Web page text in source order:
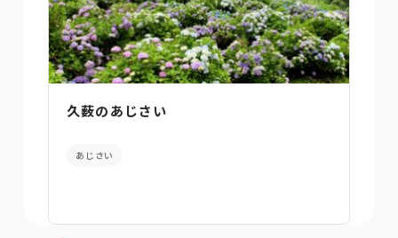
久薮のあじさい
あじさい